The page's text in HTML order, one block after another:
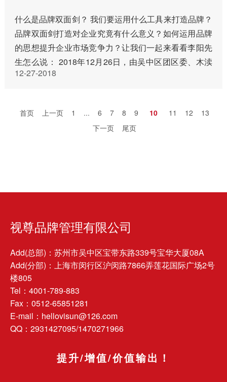
什么是品牌双面剑？ 我们要运用什么工具来打造品牌？
品牌双面剑打造对企业究竟有什么意义？如何运用品牌
的思想提升企业市场竞争力？让我们一起来看看李阳先
生怎么说： 2018年12月26日，由吴中区团区委、木渎
镇团委联合山东省菏泽市驻苏团工组织的，一场名为：
12-27-2018
首页 上一页 1 ... 6 7 8 9 10 11 12
13
下一页
尾页
视尊品牌管理有限公司
Add(总部)：苏州市吴中区宝带东路339号宝华大厦08A
Add(分部)：上海市闵行区沪闵路7866弄莲花国际广场2号
楼805
Tel：4001-789-883
Fax：0512-65851281
E-mail：hellovisun@126.com
QQ：2931427095/1470271966
提升/增值/价值输出！